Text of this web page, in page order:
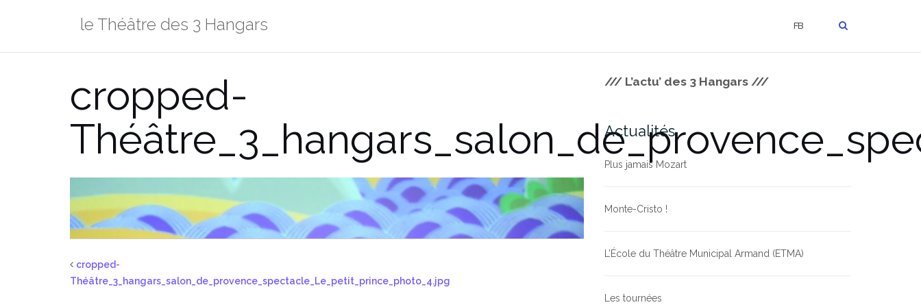
le Théâtre des 3 Hangars FB
cropped-
cropped-
Théâtre_3_hangars_salon_de_provence_spectacle_Le_petit_prince_photo_4.jpg
/// L’actu’ des 3 Hangars ///
Actualités
Plus jamais Mozart
Monte-Cristo !
L’École du Théâtre Municipal Armand (ETMA)
Les tournées